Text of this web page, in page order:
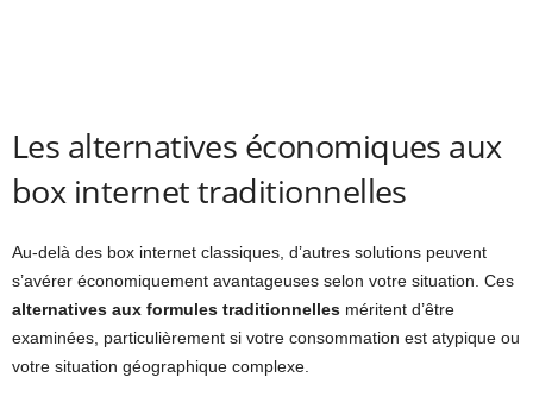
Les alternatives économiques aux
box internet traditionnelles
Au-delà des box internet classiques, d’autres solutions peuvent
s’avérer économiquement avantageuses selon votre situation. Ces
alternatives aux formules traditionnelles méritent d’être
examinées, particulièrement si votre consommation est atypique ou
votre situation géographique complexe.